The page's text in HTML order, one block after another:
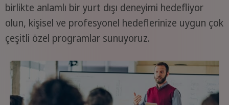
birlikte anlamlı bir yurt dışı deneyimi hedefliyor
olun, kişisel ve profesyonel hedeflerinize uygun çok
çeşitli özel programlar sunuyoruz.